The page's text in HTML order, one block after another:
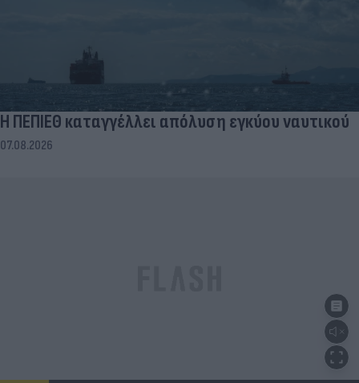
Η ΠΕΠΙΕΘ καταγγέλλει απόλυση εγκύου ναυτικού
07.08.2026